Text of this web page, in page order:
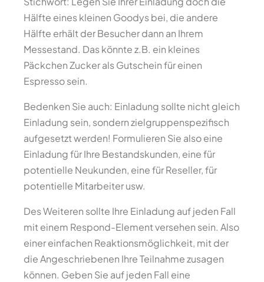
Hälfte eines kleinen Goodys bei, die andere
Hälfte erhält der Besucher dann an Ihrem
Messestand. Das könnte z.B. ein kleines
Päckchen Zucker als Gutschein für einen
Espresso sein.
Bedenken Sie auch: Einladung sollte nicht gleich
Einladung sein, sondern zielgruppenspezifisch
aufgesetzt werden! Formulieren Sie also eine
Einladung für Ihre Bestandskunden, eine für
potentielle Neukunden, eine für Reseller, für
potentielle Mitarbeiter usw.
Des Weiteren sollte Ihre Einladung auf jeden Fall
mit einem Respond-Element versehen sein. Also
einer einfachen Reaktionsmöglichkeit, mit der
die Angeschriebenen Ihre Teilnahme zusagen
können. Geben Sie auf jeden Fall eine